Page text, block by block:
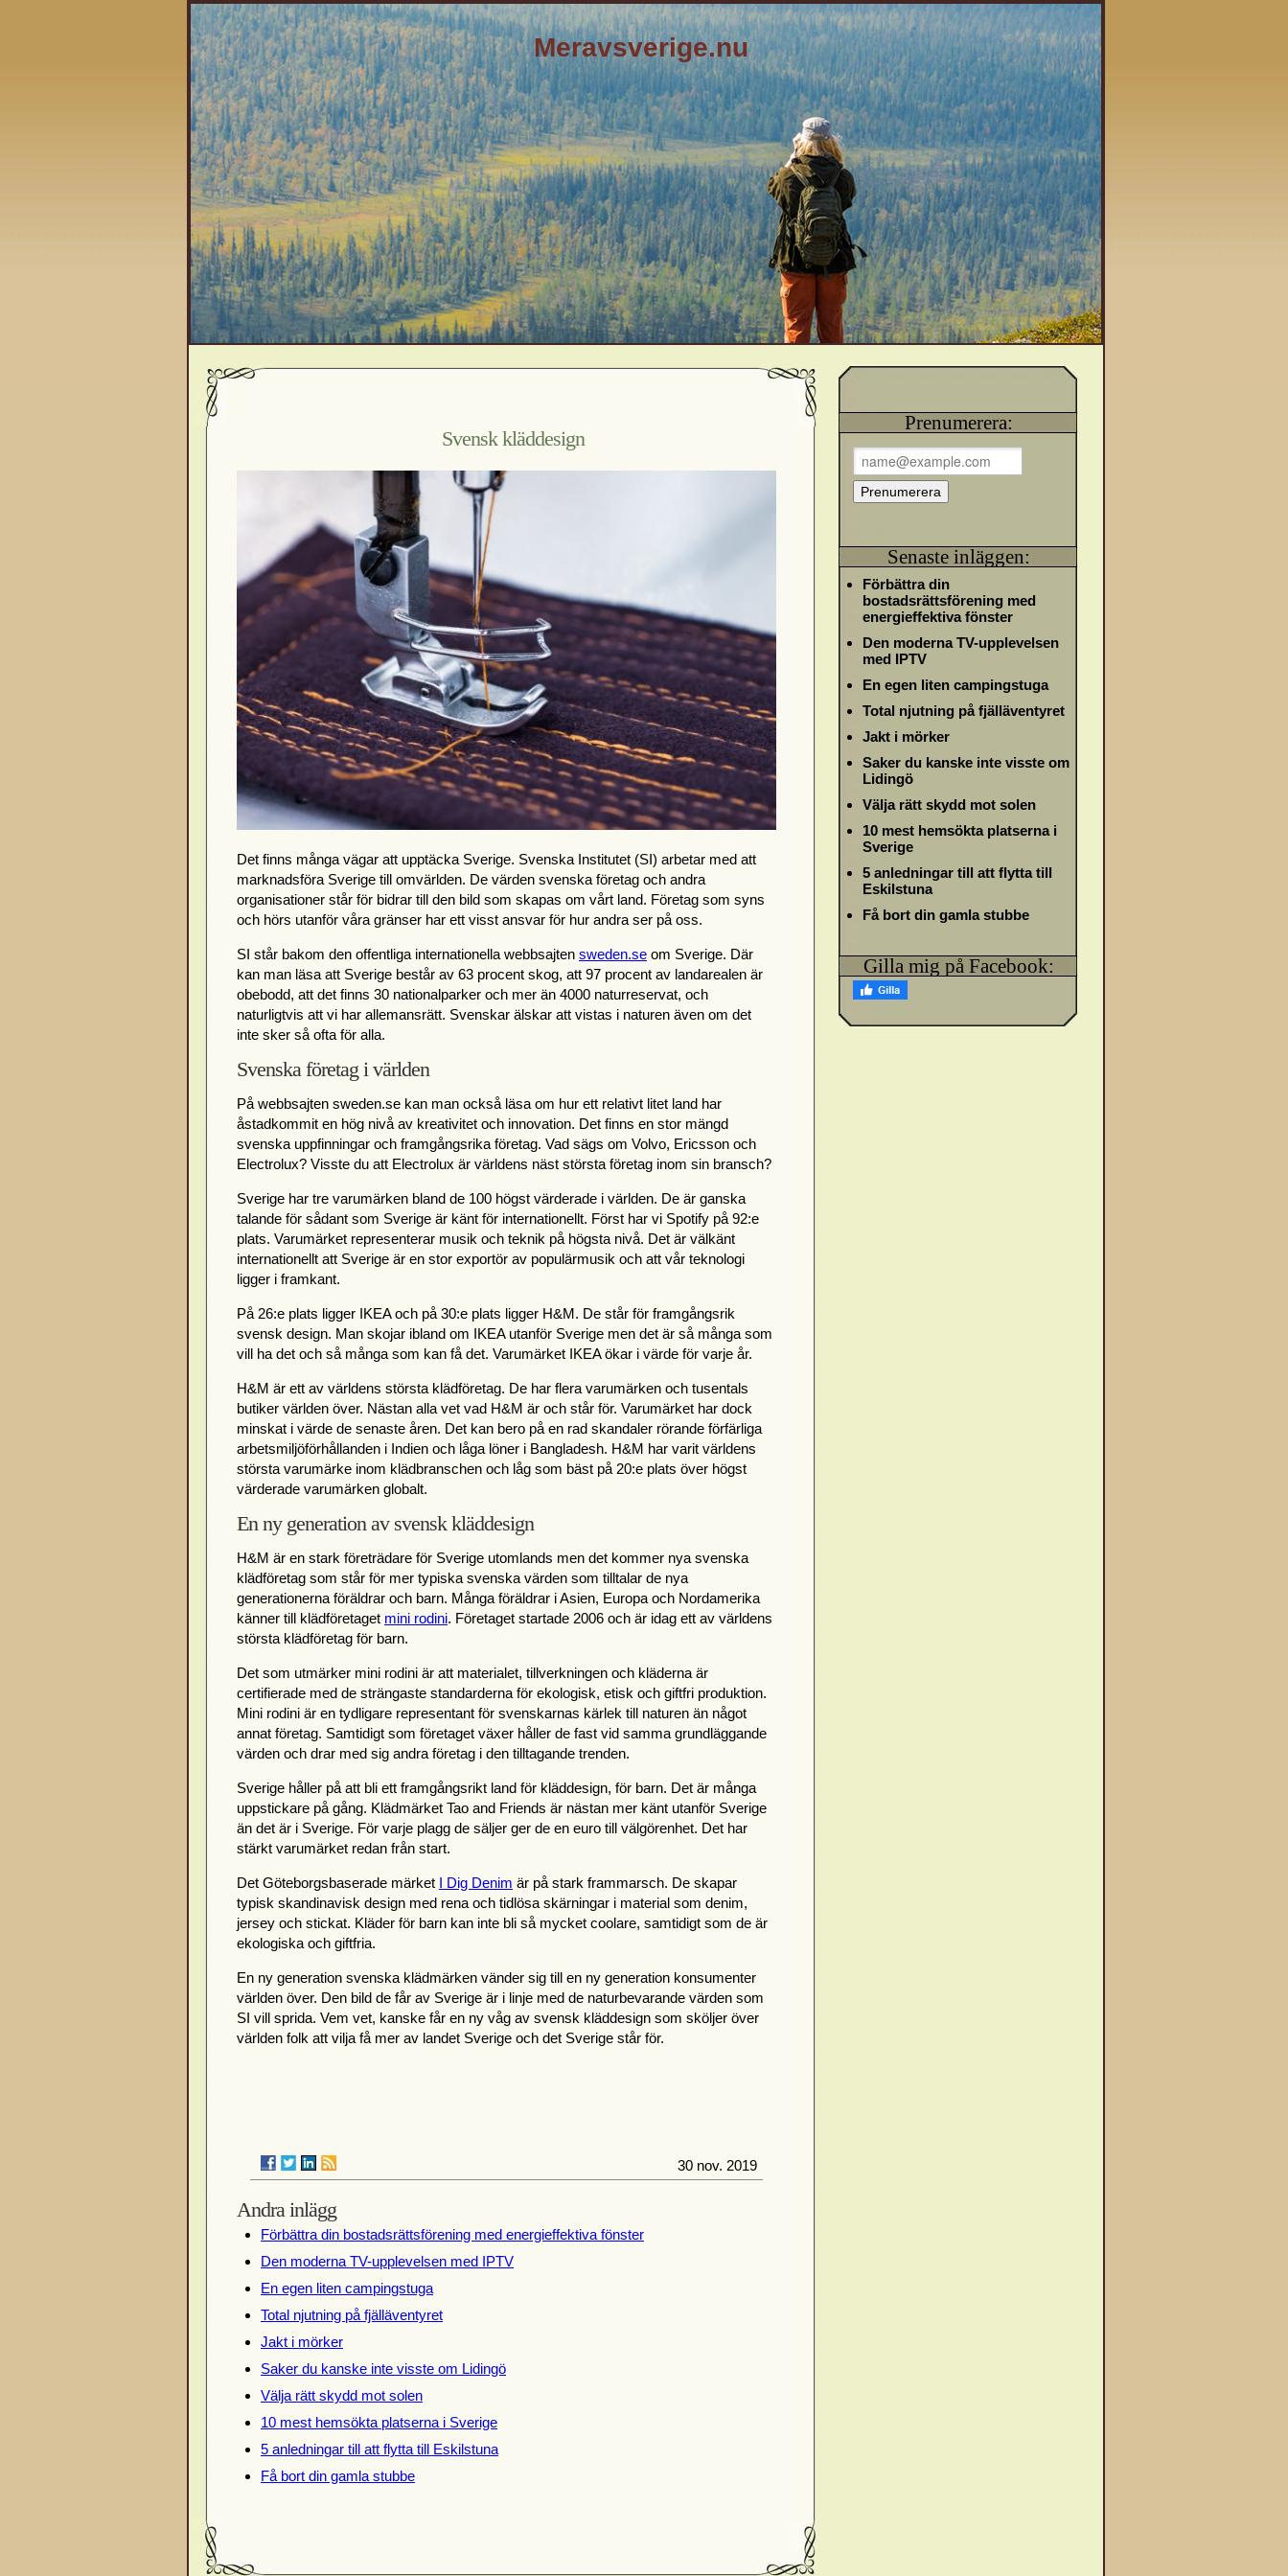
Meravsverige.nu
Svensk kläddesign
Det finns många vägar att upptäcka Sverige. Svenska Institutet (SI) arbetar med att
marknadsföra Sverige till omvärlden. De värden svenska företag och andra
organisationer står för bidrar till den bild som skapas om vårt land. Företag som syns
och hörs utanför våra gränser har ett visst ansvar för hur andra ser på oss.
SI står bakom den offentliga internationella webbsajten sweden.se om Sverige. Där
kan man läsa att Sverige består av 63 procent skog, att 97 procent av landarealen är
obebodd, att det finns 30 nationalparker och mer än 4000 naturreservat, och
naturligtvis att vi har allemansrätt. Svenskar älskar att vistas i naturen även om det
inte sker så ofta för alla.
Svenska företag i världen
På webbsajten sweden.se kan man också läsa om hur ett relativt litet land har
åstadkommit en hög nivå av kreativitet och innovation. Det finns en stor mängd
svenska uppfinningar och framgångsrika företag. Vad sägs om Volvo, Ericsson och
Electrolux? Visste du att Electrolux är världens näst största företag inom sin bransch?
Sverige har tre varumärken bland de 100 högst värderade i världen. De är ganska
talande för sådant som Sverige är känt för internationellt. Först har vi Spotify på 92:e
plats. Varumärket representerar musik och teknik på högsta nivå. Det är välkänt
internationellt att Sverige är en stor exportör av populärmusik och att vår teknologi
ligger i framkant.
På 26:e plats ligger IKEA och på 30:e plats ligger H&M. De står för framgångsrik
svensk design. Man skojar ibland om IKEA utanför Sverige men det är så många som
vill ha det och så många som kan få det. Varumärket IKEA ökar i värde för varje år.
H&M är ett av världens största klädföretag. De har flera varumärken och tusentals
butiker världen över. Nästan alla vet vad H&M är och står för. Varumärket har dock
minskat i värde de senaste åren. Det kan bero på en rad skandaler rörande förfärliga
arbetsmiljöförhållanden i Indien och låga löner i Bangladesh. H&M har varit världens
största varumärke inom klädbranschen och låg som bäst på 20:e plats över högst
värderade varumärken globalt.
En ny generation av svensk kläddesign
H&M är en stark företrädare för Sverige utomlands men det kommer nya svenska
klädföretag som står för mer typiska svenska värden som tilltalar de nya
generationerna föräldrar och barn. Många föräldrar i Asien, Europa och Nordamerika
känner till klädföretaget mini rodini. Företaget startade 2006 och är idag ett av världens
största klädföretag för barn.
Det som utmärker mini rodini är att materialet, tillverkningen och kläderna är
certifierade med de strängaste standarderna för ekologisk, etisk och giftfri produktion.
Mini rodini är en tydligare representant för svenskarnas kärlek till naturen än något
annat företag. Samtidigt som företaget växer håller de fast vid samma grundläggande
värden och drar med sig andra företag i den tilltagande trenden.
Sverige håller på att bli ett framgångsrikt land för kläddesign, för barn. Det är många
uppstickare på gång. Klädmärket Tao and Friends är nästan mer känt utanför Sverige
än det är i Sverige. För varje plagg de säljer ger de en euro till välgörenhet. Det har
stärkt varumärket redan från start.
Det Göteborgsbaserade märket I Dig Denim är på stark frammarsch. De skapar
typisk skandinavisk design med rena och tidlösa skärningar i material som denim,
jersey och stickat. Kläder för barn kan inte bli så mycket coolare, samtidigt som de är
ekologiska och giftfria.
En ny generation svenska klädmärken vänder sig till en ny generation konsumenter
världen över. Den bild de får av Sverige är i linje med de naturbevarande värden som
SI vill sprida. Vem vet, kanske får en ny våg av svensk kläddesign som sköljer över
världen folk att vilja få mer av landet Sverige och det Sverige står för.
30 nov. 2019
Andra inlägg
Förbättra din bostadsrättsförening med energieffektiva fönster
Den moderna TV-upplevelsen med IPTV
En egen liten campingstuga
Total njutning på fjälläventyret
Jakt i mörker
Saker du kanske inte visste om Lidingö
Välja rätt skydd mot solen
10 mest hemsökta platserna i Sverige
5 anledningar till att flytta till Eskilstuna
Få bort din gamla stubbe
Prenumerera:
Senaste inläggen:
Förbättra din
bostadsrättsförening med
energieffektiva fönster
Den moderna TV-upplevelsen
med IPTV
En egen liten campingstuga
Total njutning på fjälläventyret
Jakt i mörker
Saker du kanske inte visste om
Lidingö
Välja rätt skydd mot solen
10 mest hemsökta platserna i
Sverige
5 anledningar till att flytta till
Eskilstuna
Få bort din gamla stubbe
Gilla mig på Facebook: